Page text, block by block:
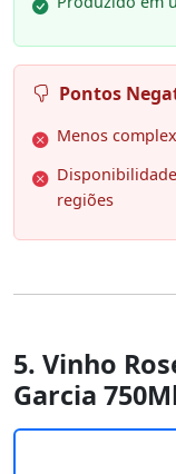
Pontos
Menos
regiões
5. Vinho
Garcia